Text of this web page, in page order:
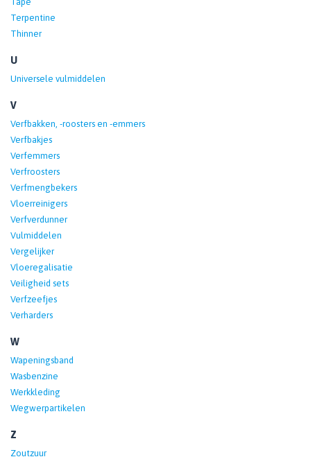
Terpentine
Thinner
U
Universele vulmiddelen
V
Verfbakken, -roosters en -emmers
Verfbakjes
Verfemmers
Verfroosters
Verfmengbekers
Vloerreinigers
Verfverdunner
Vulmiddelen
Vergelijker
Vloeregalisatie
Veiligheid sets
Verfzeefjes
Verharders
W
Wapeningsband
Wasbenzine
Werkkleding
Wegwerpartikelen
Z
Zoutzuur